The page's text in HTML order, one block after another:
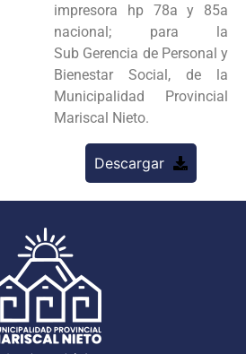
impresora hp 78a y 85a
nacional; para la
Sub Gerencia de Personal y
Bienestar Social, de la
Municipalidad Provincial
Mariscal Nieto.
Descargar